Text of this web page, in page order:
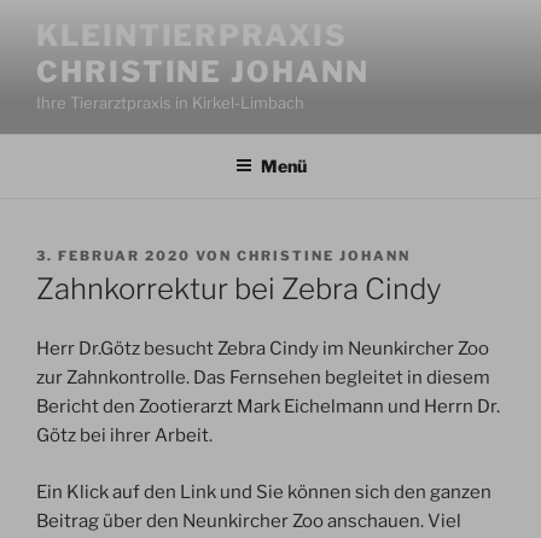
Inhalt
springen
KLEINTIERPRAXIS
CHRISTINE JOHANN
Ihre Tierarztpraxis in Kirkel-Limbach
Menü
VERÖFFENTLICHT
AM
3. FEBRUAR 2020 VON CHRISTINE JOHANN
Zahnkorrektur bei Zebra Cindy
Herr Dr.Götz besucht Zebra Cindy im Neunkircher Zoo
zur Zahnkontrolle. Das Fernsehen begleitet in diesem
Bericht den Zootierarzt Mark Eichelmann und Herrn Dr.
Götz bei ihrer Arbeit.
Ein Klick auf den Link und Sie können sich den ganzen
Beitrag über den Neunkircher Zoo anschauen. Viel